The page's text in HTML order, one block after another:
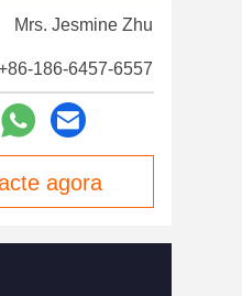
Mrs. Jesmine Zhu
186-6457-6557
agora